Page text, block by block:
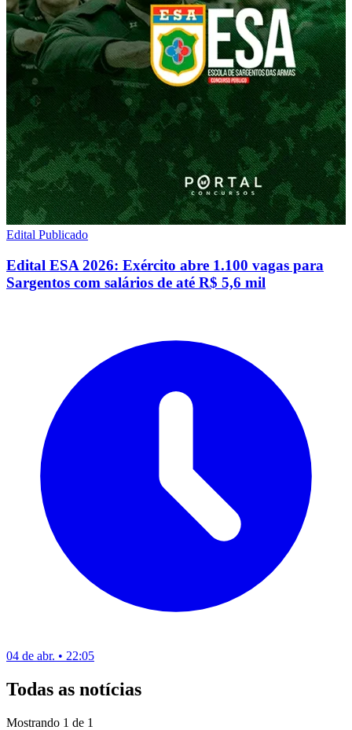
Edital Publicado
Edital ESA 2026: Exército abre 1.100 vagas para
Sargentos com salários de até R$ 5,6 mil
04 de abr. • 22:05
Todas as notícias
Mostrando 1 de 1